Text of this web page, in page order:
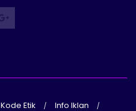
Kode Etik Info Iklan